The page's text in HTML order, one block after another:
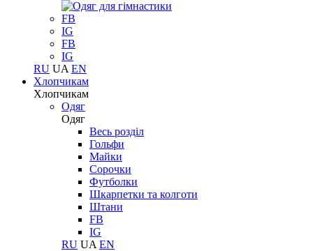
FB
IG
FB
IG
RU UA EN
Хлопчикам
Хлопчикам
Одяг
Одяг
Весь розділ
Гольфи
Майки
Сорочки
Футболки
Шкарпетки та колготи
Штани
FB
IG
RU UA EN